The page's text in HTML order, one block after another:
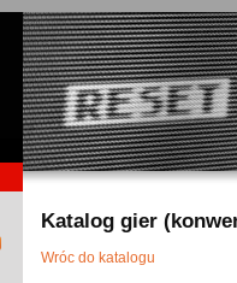
Katalog gier
Wróc do katalogu